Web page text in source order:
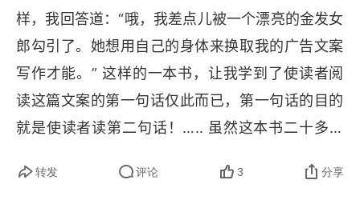
第21章 给你的写作水平打分
第22章 写出伟大文案的七个步骤
第三部分 证明论点——广告范例
概述
第23章 懒人致富
让人非注意到不可。不要用很长的多音节单词，要
删繁就简，使之朗朗上口，意犹未尽，这样读者就
必须去阅读第二句话了。 📕
1．标题：获取你的注
意，引领你去看副标题。2．副标题：给你更多的
信息，进一步解释抓住了你眼球的标题。3．照片
或图画：攫取你的注意力，全面说明产品。4．图
样，我回答道：“哦，我差点儿被一个漂亮的金发女
郎勾引了。她想用自己的身体来换取我的广告文案
写作才能。” 这样的一本书，让我学到了使读者阅
读这篇文案的第一句话仅此而已，第一句话的目的
就是使读者读第二句话！….. 虽然这本书二十多年
思维方式的启发，对我很有帮助，使我这样一个懒
转发 评论 3 分享